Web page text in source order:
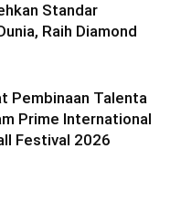
Standar
Raih Diamond
Pembinaan Talenta
Prime International
Festival 2026